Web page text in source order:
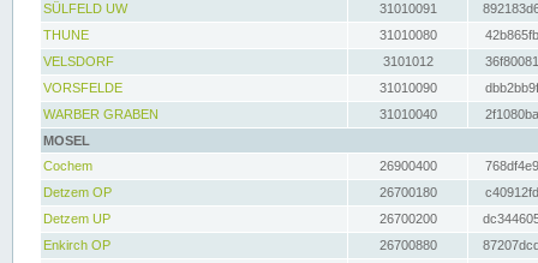
SÜLFELD UW
31010091
THUNE
31010080
VELSDORF
3101012
VORSFELDE
31010090
WARBER GRABEN
31010040
MOSEL
Cochem
26900400
Detzem OP
26700180
Detzem UP
26700200
Enkirch OP
26700880